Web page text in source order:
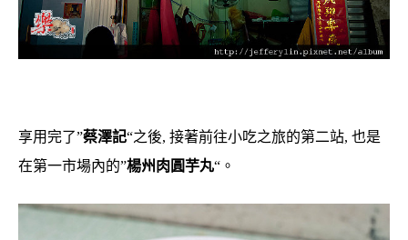
享用完了”蔡澤記“之後, 接著前往小吃之旅的第二站, 也是
在第一市場內的”楊州肉圓芋丸“。